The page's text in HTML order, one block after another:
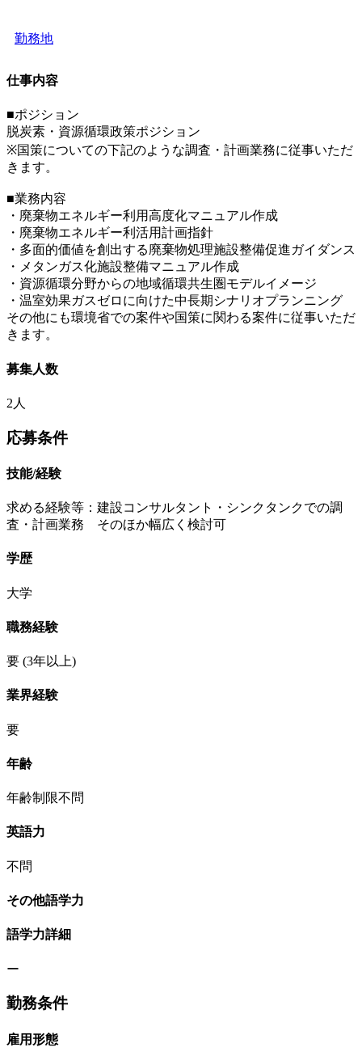
勤務地
仕事内容
■ポジション
脱炭素・資源循環政策ポジション
※国策についての下記のような調査・計画業務に従事いただ
きます。
■業務内容
・廃棄物エネルギー利用高度化マニュアル作成
・廃棄物エネルギー利活用計画指針
・多面的価値を創出する廃棄物処理施設整備促進ガイダンス
・メタンガス化施設整備マニュアル作成
・資源循環分野からの地域循環共生圏モデルイメージ
・温室効果ガスゼロに向けた中長期シナリオプランニング
その他にも環境省での案件や国策に関わる案件に従事いただ
きます。
募集人数
2人
応募条件
技能/経験
求める経験等：建設コンサルタント・シンクタンクでの調
査・計画業務 そのほか幅広く検討可
学歴
大学
職務経験
要 (3年以上)
業界経験
要
年齢
年齢制限不問
英語力
不問
その他語学力
語学力詳細
ー
勤務条件
雇用形態